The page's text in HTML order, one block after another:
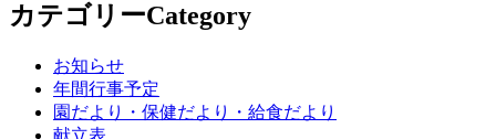
カテゴリーCategory
お知らせ
年間行事予定
園だより・保健だより・給食だより